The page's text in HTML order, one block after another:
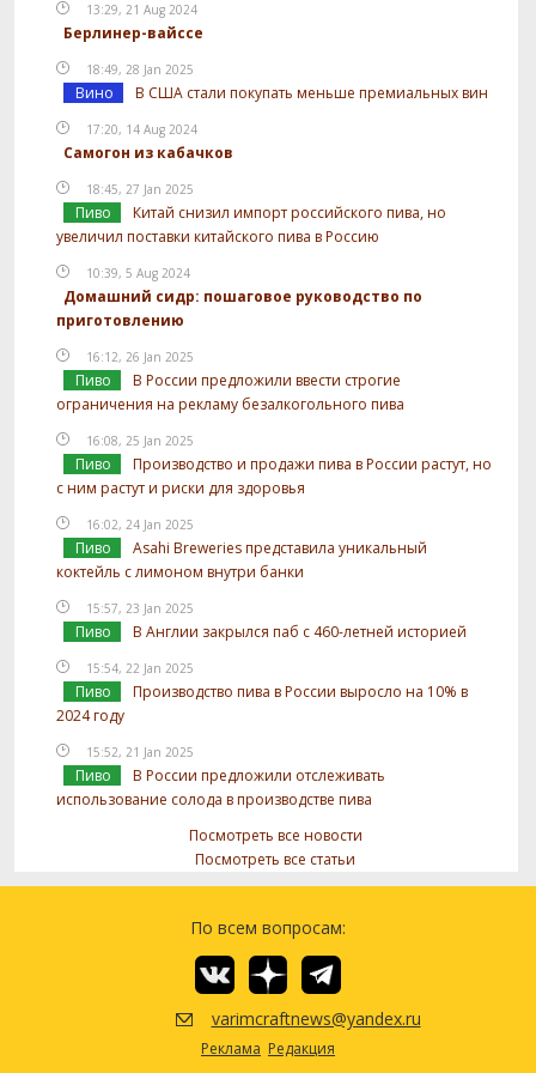
13:29, 21 Aug 2024
Берлинер-вайссе
18:49, 28 Jan 2025
Вино В США стали покупать меньше премиальных вин
17:20, 14 Aug 2024
Самогон из кабачков
18:45, 27 Jan 2025
Пиво
Китай снизил импорт российского пива, но
увеличил поставки китайского пива в Россию
10:39, 5 Aug 2024
Домашний сидр: пошаговое руководство по
приготовлению
16:12, 26 Jan 2025
Пиво
В России предложили ввести строгие
ограничения на рекламу безалкогольного пива
16:08, 25 Jan 2025
Пиво
Производство и продажи пива в России растут, но
с ним растут и риски для здоровья
16:02, 24 Jan 2025
Пиво
Asahi Breweries представила уникальный
коктейль с лимоном внутри банки
15:57, 23 Jan 2025
Пиво В Англии закрылся паб с 460-летней историей
15:54, 22 Jan 2025
Пиво
Производство пива в России выросло на 10% в
2024 году
15:52, 21 Jan 2025
Пиво
В России предложили отслеживать
использование солода в производстве пива
Посмотреть все новости
Посмотреть все статьи
По всем вопросам:
varimcraftnews@yandex.ru
Реклама Редакция